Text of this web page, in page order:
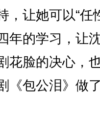
，让她可以“任
年的学习，让
花脸的决心，
《包公泪》做